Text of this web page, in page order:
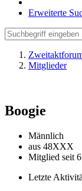
Erweiterte
Mitglieder
Boogie
Männlich
aus 48XXX
Mitglied seit
Letzte